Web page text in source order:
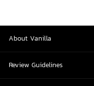
About Vanilla
Review Guidelines